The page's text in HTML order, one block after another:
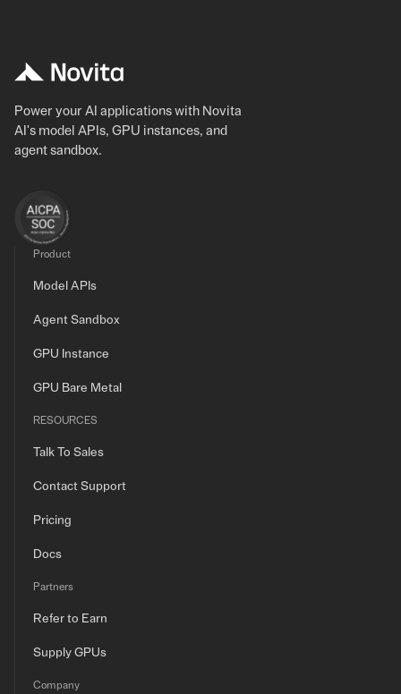
Power your AI applications with Novita
AI's model APIs, GPU instances, and
agent sandbox.
Product
Model APIs
Agent Sandbox
GPU Instance
GPU Bare Metal
RESOURCES
Talk To Sales
Contact Support
Pricing
Docs
Partners
Refer to Earn
Supply GPUs
Company